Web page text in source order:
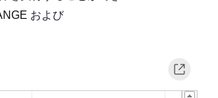
および